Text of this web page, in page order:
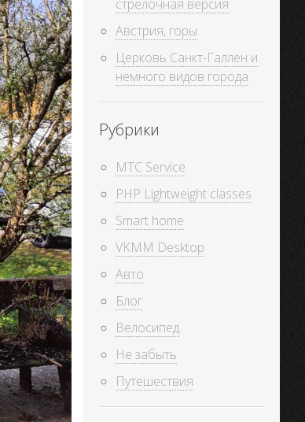
стрелочная версия
Австрия, горы
Церковь Санкт-Галлен и
немного видов города
Рубрики
MTC Service
PHP Lightweight classes
Smart home
VKMM Desktop
Авто
Блог
Велосипед
Не забыть
Путешествия